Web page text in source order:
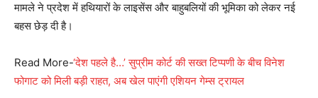
मामले ने प्रदेश में हथियारों के लाइसेंस और बाहुबलियों की भूमिका को लेकर नई
बहस छेड़ दी है।
Read More-‘देश पहले है…’ सुप्रीम कोर्ट की सख्त टिप्पणी के बीच विनेश
फोगाट को मिली बड़ी राहत, अब खेल पाएंगी एशियन गेम्स ट्रायल